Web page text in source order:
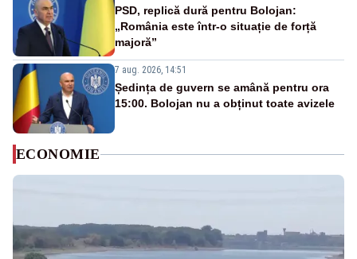
PSD, replică dură pentru Bolojan:
„România este într-o situație de forță
majoră”
7 aug. 2026, 14:51
Ședința de guvern se amână pentru ora
15:00. Bolojan nu a obținut toate avizele
ECONOMIE